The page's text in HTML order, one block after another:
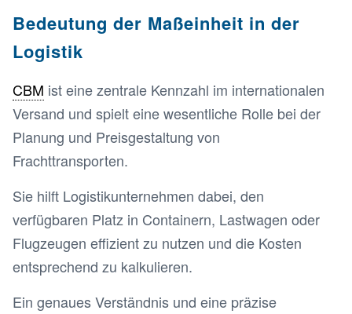
Bedeutung der Maßeinheit in der
Logistik
CBM ist eine zentrale Kennzahl im internationalen
Versand und spielt eine wesentliche Rolle bei der
Planung und Preisgestaltung von
Frachttransporten.
Sie hilft Logistikunternehmen dabei, den
verfügbaren Platz in Containern, Lastwagen oder
Flugzeugen effizient zu nutzen und die Kosten
entsprechend zu kalkulieren.
Ein genaues Verständnis und eine präzise